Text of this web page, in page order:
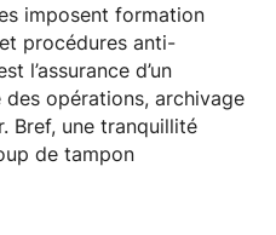
imposent formation
procédures anti-
l’assurance d’un
opérations, archivage
Bref, une tranquillité
de tampon